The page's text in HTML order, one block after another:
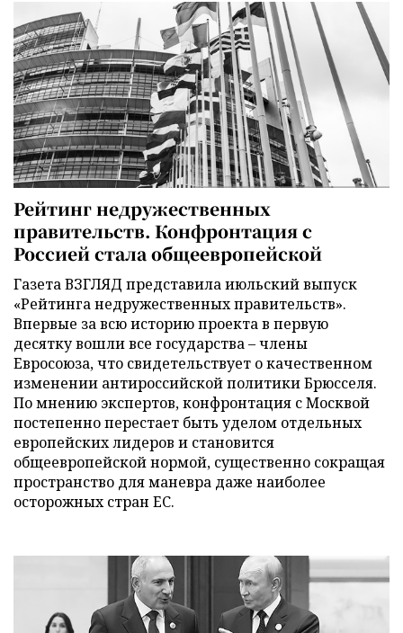
Рейтинг недружественных
правительств. Конфронтация с
Россией стала общеевропейской
Газета ВЗГЛЯД представила июльский выпуск
«Рейтинга недружественных правительств».
Впервые за всю историю проекта в первую
десятку вошли все государства – члены
Евросоюза, что свидетельствует о качественном
изменении антироссийской политики Брюсселя.
По мнению экспертов, конфронтация с Москвой
постепенно перестает быть уделом отдельных
европейских лидеров и становится
общеевропейской нормой, существенно сокращая
пространство для маневра даже наиболее
осторожных стран ЕС.